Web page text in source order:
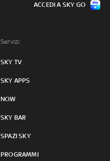
Servizi:
SKY TV
SKY APPS
NOW
SKY BAR
SPAZI SKY
PROGRAMMI
ACCEDI A SKY GO